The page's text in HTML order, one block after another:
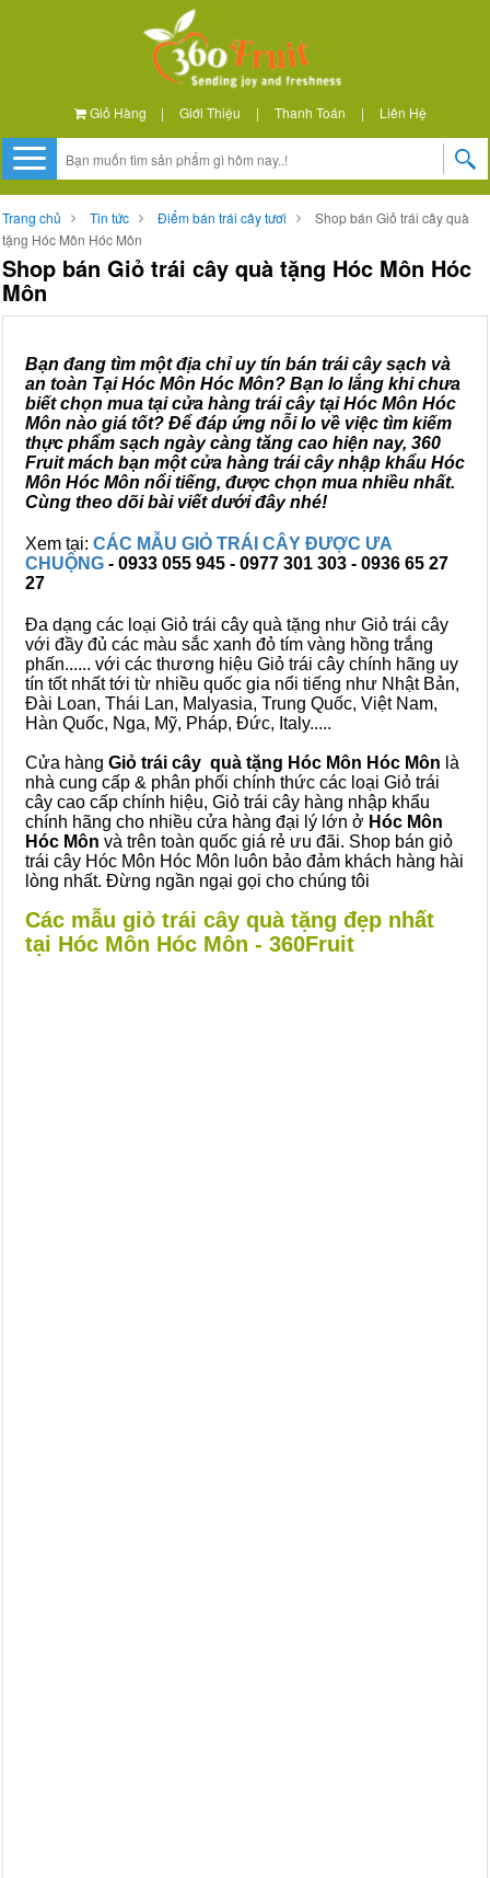
Giỏ Hàng | Giới Thiệu | Thanh Toán | Liên Hệ
Trang chủ Tin tức Điểm bán trái cây tươi
Shop bán Giỏ trái cây quà
tặng Hóc Môn Hóc Môn
Shop bán Giỏ trái cây quà tặng Hóc Môn Hóc
Môn
Bạn đang tìm một địa chỉ uy tín bán trái cây sạch và
an toàn Tại Hóc Môn Hóc Môn? Bạn lo lắng khi chưa
biết chọn mua tại cửa hàng trái cây tại Hóc Môn Hóc
Môn nào giá tốt? Để đáp ứng nỗi lo về việc tìm kiếm
thực phẩm sạch ngày càng tăng cao hiện nay, 360
Fruit mách bạn một cửa hàng trái cây nhập khẩu Hóc
Môn Hóc Môn nổi tiếng, được chọn mua nhiều nhất.
Cùng theo dõi bài viết dưới đây nhé!
Xem tại: CÁC MẪU GIỎ TRÁI CÂY ĐƯỢC ƯA
CHUỘNG - 0933 055 945 - 0977 301 303 - 0936 65 27
27
Đa dạng các loại Giỏ trái cây quà tặng như Giỏ trái cây
với đầy đủ các màu sắc xanh đỏ tím vàng hồng trắng
phấn...... với các thương hiệu Giỏ trái cây chính hãng uy
tín tốt nhất tới từ nhiều quốc gia nổi tiếng như Nhật Bản,
Đài Loan, Thái Lan, Malyasia, Trung Quốc, Việt Nam,
Hàn Quốc, Nga, Mỹ, Pháp, Đức, Italy.....
Cửa hàng Giỏ trái cây quà tặng Hóc Môn Hóc Môn là
nhà cung cấp & phân phối chính thức các loại Giỏ trái
cây cao cấp chính hiệu, Giỏ trái cây hàng nhập khẩu
chính hãng cho nhiều cửa hàng đại lý lớn ở Hóc Môn
Hóc Môn và trên toàn quốc giá rẻ ưu đãi. Shop bán giỏ
trái cây Hóc Môn Hóc Môn luôn bảo đảm khách hàng hài
lòng nhất. Đừng ngần ngại gọi cho chúng tôi
Các mẫu giỏ trái cây quà tặng đẹp nhất
tại Hóc Môn Hóc Môn - 360Fruit